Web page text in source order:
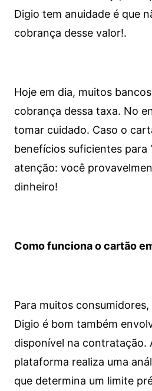
Digio tem anuidade é que
cobrança desse valor!.
Hoje em dia, muitos
cobrança dessa taxa. No
tomar cuidado. Caso o
benefícios suficientes para
atenção: você
dinheiro!
Como funciona o cartão
Para muitos
Digio é bom também
disponível na contratação.
plataforma realiza uma
que determina um limite